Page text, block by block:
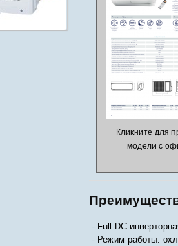
Кликните для
модели с
- Full DC-
- Режим работы: